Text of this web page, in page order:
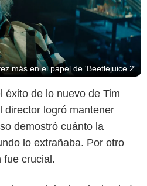
más en el papel de 'Beetlejuice 2'
éxito de lo nuevo de Tim
director logró mantener
demostró cuánto la
lo extrañaba. Por otro
fue crucial.